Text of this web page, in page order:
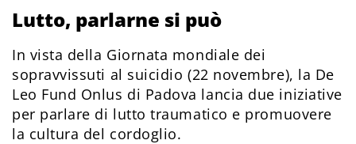
Lutto, parlarne si può
In vista della Giornata mondiale dei
sopravvissuti al suicidio (22 novembre), la De
Leo Fund Onlus di Padova lancia due iniziative
per parlare di lutto traumatico e promuovere
la cultura del cordoglio.